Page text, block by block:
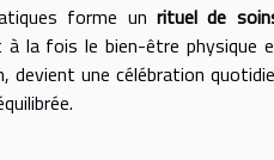
forme un rituel de
la fois le bien-être
une célébration